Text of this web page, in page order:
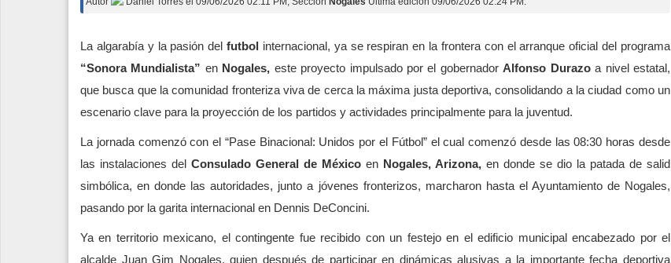
La algarabía y la pasión delfutbol internacional, ya se respiran en la frontera con el arranque oficial del programa
“Sonora Mundialista” en Nogales, este proyecto impulsado por el gobernadorAlfonso Durazoa nivel estatal,
que busca que la comunidad fronteriza viva de cerca la máxima justa deportiva, consolidando a la ciudad como un
escenario clave para la proyección de los partidos y actividades principalmente para la juventud.
La jornada comenzó con el “Pase Binacional: Unidos por el Fútbol” el cual comenzó desde las 08:30 horas desde
las instalaciones del Consulado General de México en Nogales, Arizona, en donde se dio la patada de salid
simbólica, en donde las autoridades, junto a jóvenes fronterizos, marcharon hasta el Ayuntamiento de Nogales,
pasando por la garita internacional en Dennis DeConcini.
Ya en territorio mexicano, el contingente fue recibido con un festejo en el edificio municipal encabezado por el
alcalde Juan Gim Nogales, quien después de participar en dinámicas alusivas a la importante fecha deportiva